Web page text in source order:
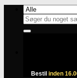
Fortsæt
indhold
Søg
efter:
Bestil inden